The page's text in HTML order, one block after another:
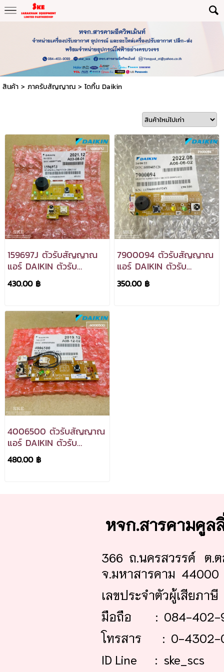
สินค้า> ภาครับสัญญาณ> ไดกิ้น Daikin
159697J ตัวรับสัญญาณ
แอร์ DAIKIN ตัวรับ
สัญญาณแอร์ไดกิ้น ภาครับ
แอร์ หน้าจอดิสเพลย์แอร์ได
430.00 ฿
7900094 ตัวรับสัญญาณ
แอร์ DAIKIN ตัวรับ
สัญญาณแอร์ไดกิ้น ภาครับ
แอร์ อะไหล่แอร์ ของแท้
350.00 ฿
4006500 ตัวรับสัญญาณ
แอร์ DAIKIN ตัวรับ
สัญญาณแอร์ไดกิ้น ภาครับ
แอร์ หน้าจอดิสเพลย์แอร์ได
480.00 ฿
หจก.สารคามคู
366 ถ.นครสวรรค์ ต.
จ.มหาสารคาม 44000
เลขประจำตัวผู้เสียภาษี
มือถือ : 084-402-
โทรสาร : 0-4302-
ID Line : ske_scs